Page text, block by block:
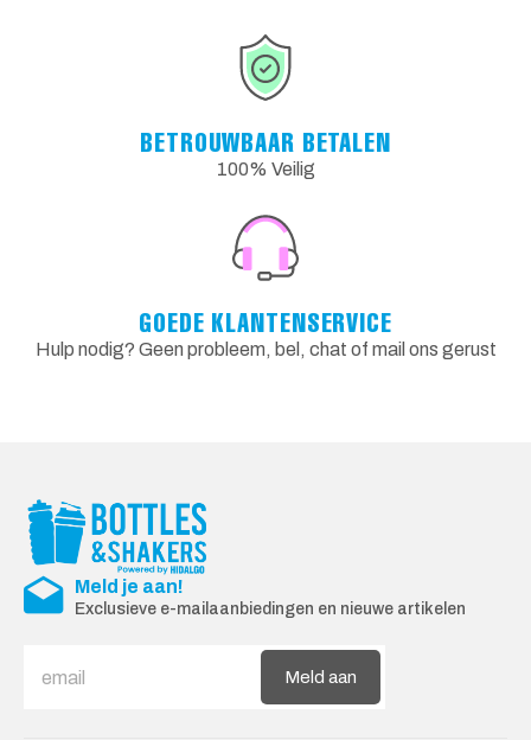
BETROUWBAAR BETALEN
100% Veilig
GOEDE KLANTENSERVICE
Hulp nodig? Geen probleem, bel, chat of mail ons gerust
Meld je aan!
Exclusieve e-mailaanbiedingen en nieuwe artikelen
Meld aan